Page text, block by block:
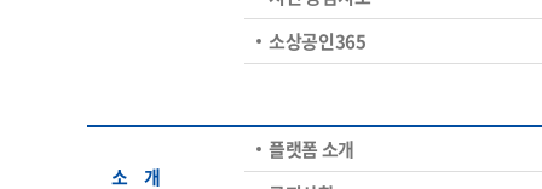
소상공인365
소ㅤ개
플랫폼 소개